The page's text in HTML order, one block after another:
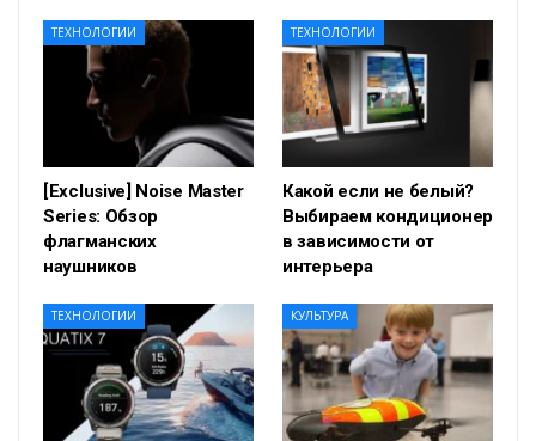
ТЕХНОЛОГИИ
[Exclusive] Noise Master
Series: Обзор
флагманских
наушников
ТЕХНОЛОГИИ
Какой если не белый?
Выбираем кондиционер
в зависимости от
интерьера
ТЕХНОЛОГИИ КУЛЬТУРА